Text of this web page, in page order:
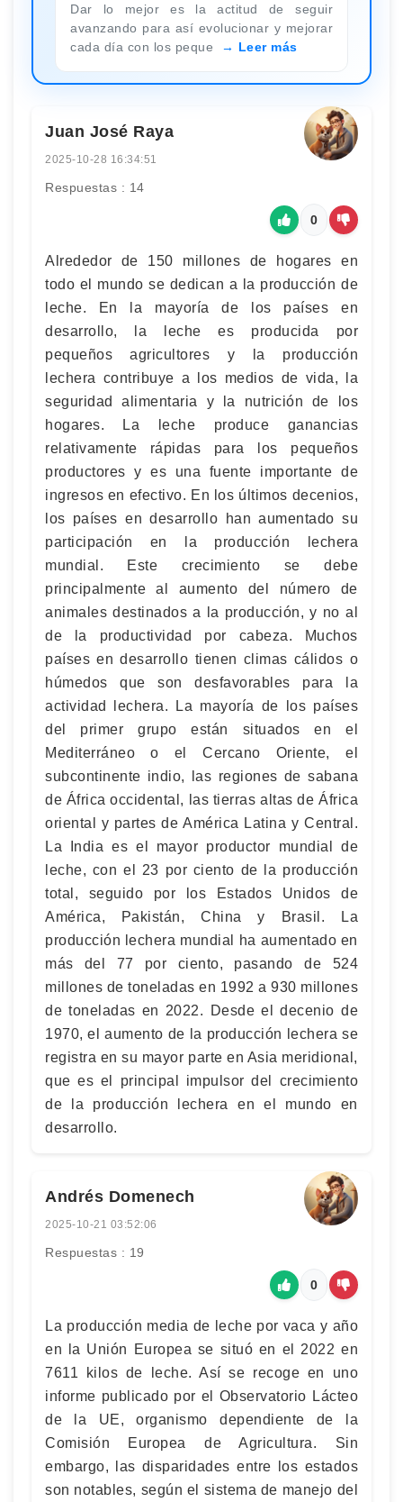
Dar lo mejor es la actitud de seguir
avanzando para así evolucionar y mejorar
cada día con los peque
Leer más
Juan José Raya
2025-10-28 16:34:51
Respuestas : 14
0
Alrededor de 150 millones de hogares en
todo el mundo se dedican a la producción de
leche. En la mayoría de los países en
desarrollo, la leche es producida por
pequeños agricultores y la producción
lechera contribuye a los medios de vida, la
seguridad alimentaria y la nutrición de los
hogares. La leche produce ganancias
relativamente rápidas para los pequeños
productores y es una fuente importante de
ingresos en efectivo. En los últimos decenios,
los países en desarrollo han aumentado su
participación en la producción lechera
mundial. Este crecimiento se debe
principalmente al aumento del número de
animales destinados a la producción, y no al
de la productividad por cabeza. Muchos
países en desarrollo tienen climas cálidos o
húmedos que son desfavorables para la
actividad lechera. La mayoría de los países
del primer grupo están situados en el
Mediterráneo o el Cercano Oriente, el
subcontinente indio, las regiones de sabana
de África occidental, las tierras altas de África
oriental y partes de América Latina y Central.
La India es el mayor productor mundial de
leche, con el 23 por ciento de la producción
total, seguido por los Estados Unidos de
América, Pakistán, China y Brasil. La
producción lechera mundial ha aumentado en
más del 77 por ciento, pasando de 524
millones de toneladas en 1992 a 930 millones
de toneladas en 2022. Desde el decenio de
1970, el aumento de la producción lechera se
registra en su mayor parte en Asia meridional,
que es el principal impulsor del crecimiento
de la producción lechera en el mundo en
desarrollo.
Andrés Domenech
2025-10-21 03:52:06
Respuestas : 19
0
La producción media de leche por vaca y año
en la Unión Europea se situó en el 2022 en
7611 kilos de leche. Así se recoge en uno
informe publicado por el Observatorio Lácteo
de la UE, organismo dependiente de la
Comisión Europea de Agricultura. Sin
embargo, las disparidades entre los estados
son notables, según el sistema de manejo del